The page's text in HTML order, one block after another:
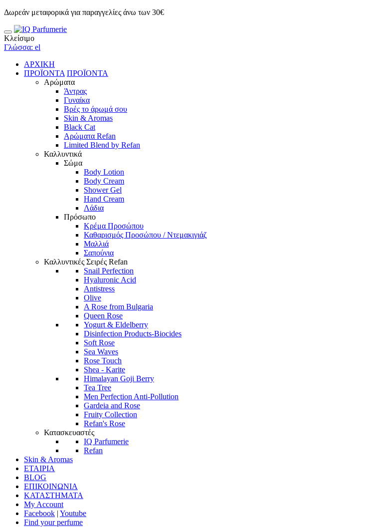
Δωρεάν μεταφορικά για παραγγελίες άνω των 30€
Κλείσιμο
Γλώσσα: el
ΑΡΧΙΚΗ
ΠΡΟΪΟΝΤΑ ΠΡΟΪΟΝΤΑ
Αρώματα
Άντρας
Γυναίκα
Βρές το άρωμά σου
Skin & Aromas
Black Cat
Αρώματα Refan
Limited Blend by Refan
Καλλυντικά
Σώμα
Body Lotion
Body Cream
Shower Gel
Hand Cream
Λάδια
Πρόσωπο
Κρέμα Προσώπου
Καθαρισμός Προσώπου / Ντεμακιγιάζ
Μαλλιά
Σαπούνια
Καλλυντικές Σειρές Refan
Snail Perfection
Hyaluronic Acid
Antistress
Olive
A Rose from Bulgaria
Queen Rose
Yogurt & Eldelberry
Disinfection Products-Biocides
Soft Rose
Sea Waves
Rose Touch
Shea - Karite
Himalayan Goji Berry
Tea Tree
Men Perfection Anti-Pollution
Gardeia and Rose
Fruity Collection
Refan's Rose
Κατασκευαστές
IQ Parfumerie
Refan
Skin & Aromas
ΕΤΑΙΡΙΑ
BLOG
ΕΠΙΚΟΙΝΩΝΙΑ
ΚΑΤΑΣΤΗΜΑΤΑ
My Account
Facebook | Youtube
Find your perfume